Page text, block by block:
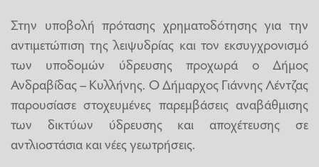
Στην υποβολή πρότασης χρηματοδότησης για την
αντιμετώπιση της λειψυδρίας και τον εκσυγχρονισμό
των υποδομών ύδρευσης προχωρά ο Δήμος
Ανδραβίδας – Κυλλήνης. Ο Δήμαρχος Γιάννης Λέντζας
παρουσίασε στοχευμένες παρεμβάσεις αναβάθμισης
των δικτύων ύδρευσης και αποχέτευσης σε
αντλιοστάσια και νέες γεωτρήσεις.